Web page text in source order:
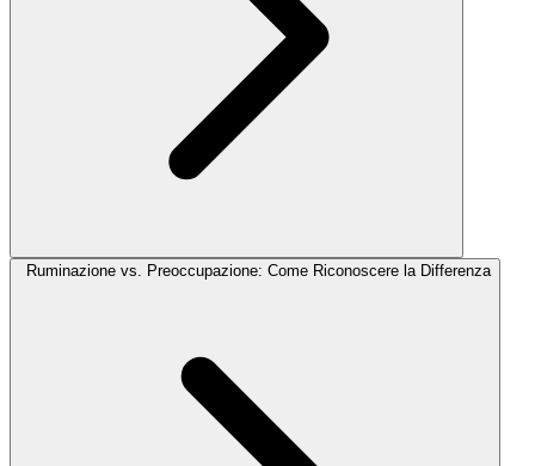
Ruminazione vs. Preoccupazione: Come Riconoscere la Differenza